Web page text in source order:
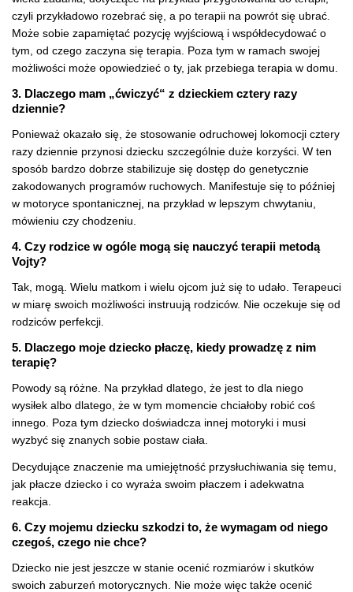
czyli przykładowo rozebrać się, a po terapii na powrót się ubrać.
Może sobie zapamiętać pozycję wyjściową i współdecydować o
tym, od czego zaczyna się terapia. Poza tym w ramach swojej
możliwości może opowiedzieć o ty, jak przebiega terapia w domu.
3. Dlaczego mam „ćwiczyć“ z dzieckiem cztery razy
dziennie?
Ponieważ okazało się, że stosowanie odruchowej lokomocji cztery
razy dziennie przynosi dziecku szczególnie duże korzyści. W ten
sposób bardzo dobrze stabilizuje się dostęp do genetycznie
zakodowanych programów ruchowych. Manifestuje się to później
w motoryce spontanicznej, na przykład w lepszym chwytaniu,
mówieniu czy chodzeniu.
4. Czy rodzice w ogóle mogą się nauczyć terapii metodą
Vojty?
Tak, mogą. Wielu matkom i wielu ojcom już się to udało. Terapeuci
w miarę swoich możliwości instruują rodziców. Nie oczekuje się od
rodziców perfekcji.
5. Dlaczego moje dziecko płaczę, kiedy prowadzę z nim
terapię?
Powody są różne. Na przykład dlatego, że jest to dla niego
wysiłek albo dlatego, że w tym momencie chciałoby robić coś
innego. Poza tym dziecko doświadcza innej motoryki i musi
wyzbyć się znanych sobie postaw ciała.
Decydujące znaczenie ma umiejętność przysłuchiwania się temu,
jak płacze dziecko i co wyraża swoim płaczem i adekwatna
reakcja.
6. Czy mojemu dziecku szkodzi to, że wymagam od niego
czegoś, czego nie chce?
Dziecko nie jest jeszcze w stanie ocenić rozmiarów i skutków
swoich zaburzeń motorycznych. Nie może więc także ocenić